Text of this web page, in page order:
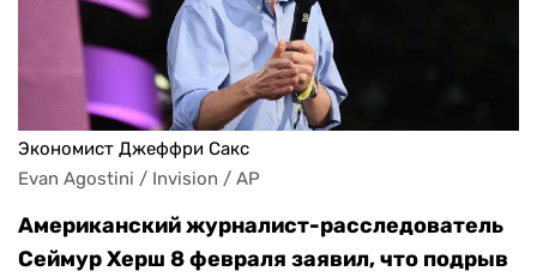
Экономист Джеффри Сакс
Evan Agostini / Invision / AP
Американский журналист-расследователь
Сеймур Херш 8 февраля заявил, что подрыв